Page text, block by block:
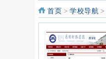
首页 > 学校导航 >